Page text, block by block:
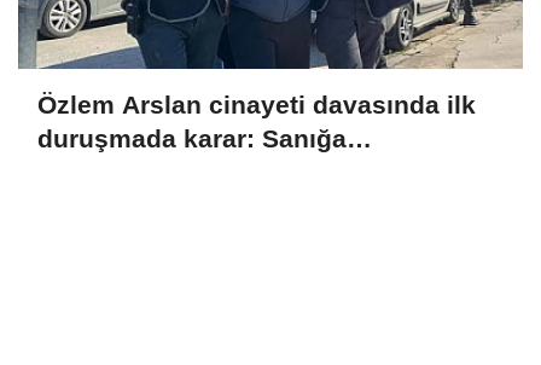
Özlem Arslan cinayeti davasında ilk
duruşmada karar: Sanığa